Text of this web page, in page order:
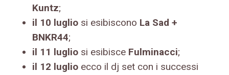
Kuntz;
il 10 luglio si esibiscono La Sad +
BNKR44;
il 11 luglio si esibisce Fulminacci;
il 12 luglio ecco il dj set con i successi